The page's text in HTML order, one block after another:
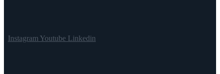
Instagram Youtube Linkedin